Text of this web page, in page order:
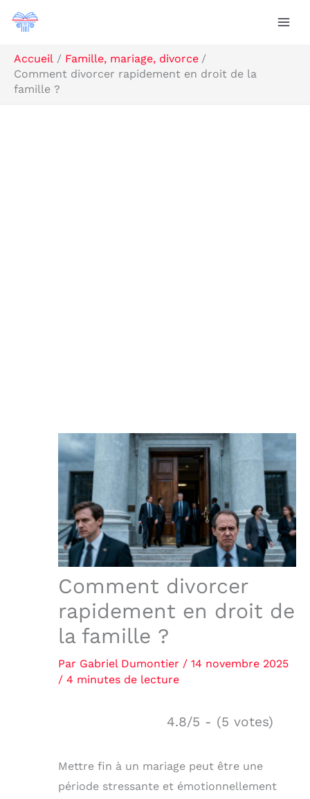
Aller
Accueil
Famille, mariage, divorce
Comment divorcer rapidement en droit de la
famille ?
Comment divorcer
rapidement en droit de
la famille ?
Par Gabriel Dumontier / 14 novembre 2025
/ 4 minutes de lecture
4.8/5 - (5 votes)
Mettre fin à un mariage peut être une
période stressante et émotionnellement
Rechercher